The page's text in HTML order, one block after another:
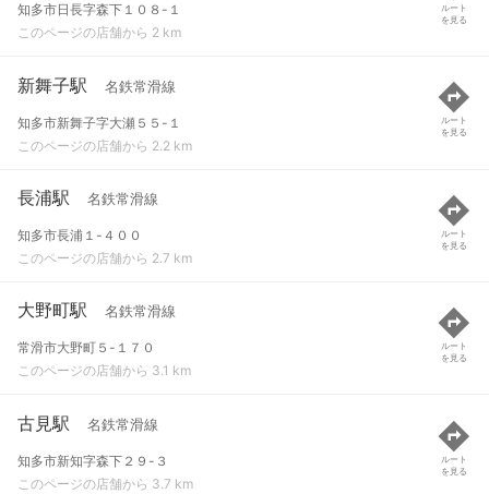
知多市日長字森下１０８-１
このページの店舗から 2 km
ルート
を見る
新舞子駅 名鉄常滑線
知多市新舞子字大瀬５５-１
このページの店舗から 2.2 km
ルート
を見る
長浦駅 名鉄常滑線
知多市長浦１-４００
このページの店舗から 2.7 km
ルート
を見る
大野町駅 名鉄常滑線
常滑市大野町５-１７０
このページの店舗から 3.1 km
ルート
を見る
古見駅 名鉄常滑線
知多市新知字森下２９-３
このページの店舗から 3.7 km
ルート
を見る